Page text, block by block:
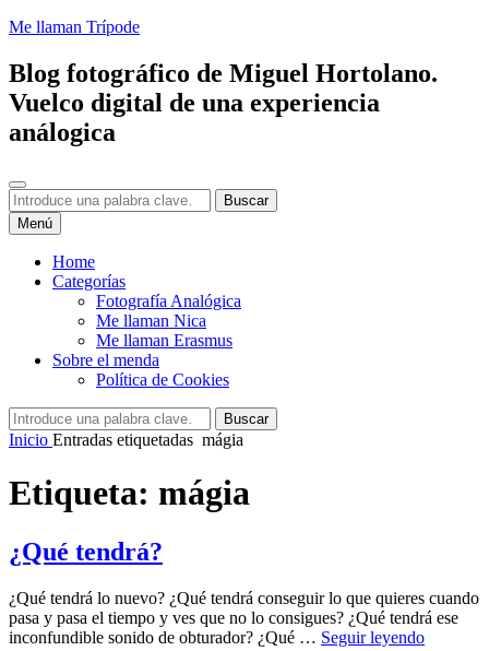
Saltar
contenido
Me llaman Trípode
Blog fotográfico de Miguel Hortolano.
Vuelco digital de una experiencia
análogica
Buscar
Buscar:
Buscar
Menú
Home
Categorías
Fotografía Analógica
Me llaman Nica
Me llaman Erasmus
Sobre el menda
Política de Cookies
Buscar:
Buscar
Inicio Entradas etiquetadas mágia
Etiqueta: mágia
¿Qué tendrá?
¿Qué tendrá lo nuevo? ¿Qué tendrá conseguir lo que quieres cuando
pasa y pasa el tiempo y ves que no lo consigues? ¿Qué tendrá ese
inconfundible sonido de obturador? ¿Qué … Seguir leyendo¿Qué